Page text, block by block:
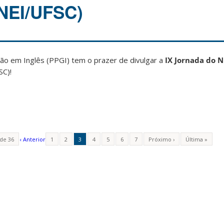
UFSC)
em Inglês (PPGI) tem o prazer de divulgar a IX Jornada do
36 ‹ Anterior 1 2 3 4 5 6 7 Próximo › Última »